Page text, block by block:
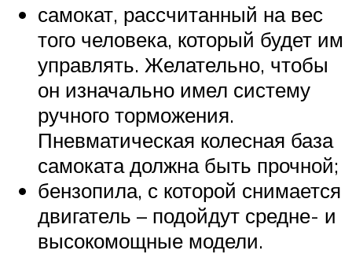
самокат, рассчитанный на вес
того человека, который будет им
управлять. Желательно, чтобы
он изначально имел систему
ручного торможения.
Пневматическая колесная база
самоката должна быть прочной;
бензопила, с которой снимается
двигатель – подойдут средне- и
высокомощные модели.